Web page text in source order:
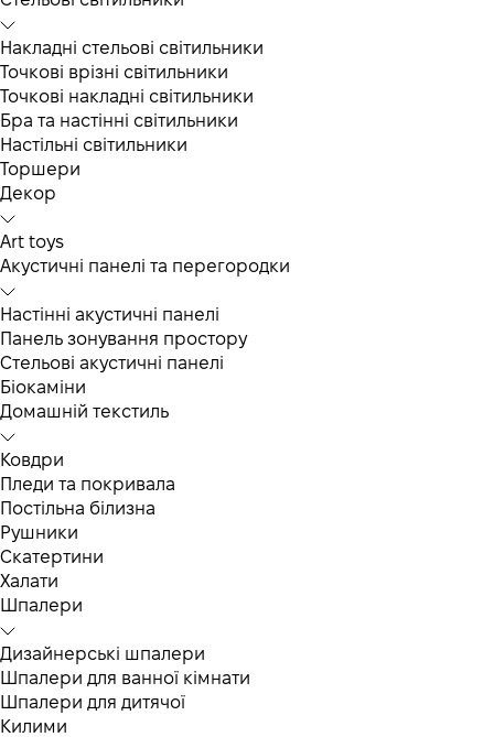
Накладні стельові світильники
Точкові врізні світильники
Точкові накладні світильники
Бра та настінні світильники
Настільні світильники
Торшери
Декор
Art toys
Акустичні панелі та перегородки
Настінні акустичні панелі
Панель зонування простору
Стельові акустичні панелі
Біокаміни
Домашній текстиль
Ковдри
Пледи та покривала
Постільна білизна
Рушники
Скатертини
Халати
Шпалери
Дизайнерські шпалери
Шпалери для ванної кімнати
Шпалери для дитячої
Килими